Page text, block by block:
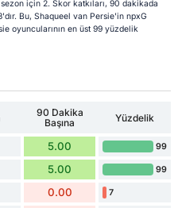
için 2. Skor katkıları, 90 dakikada
Bu, Shaqueel van Persie'in npxG
oyuncularının en üst 99 yüzdelik
90 Dakika
Başına
Yüzdelik
5.00 99
5.00 99
0.00 7